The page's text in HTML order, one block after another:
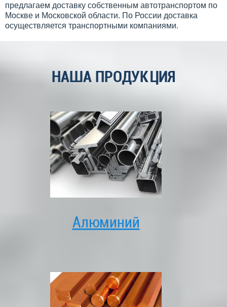
предлагаем доставку собственным автотранспортом по
Москве и Московской области. По России доставка
осуществляется транспортными компаниями.
НАША ПРОДУКЦИЯ
Алюминий